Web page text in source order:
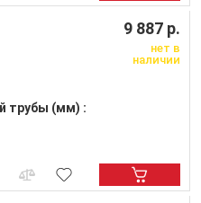
трубы (мм) :
9 887 р.
нет в
наличии